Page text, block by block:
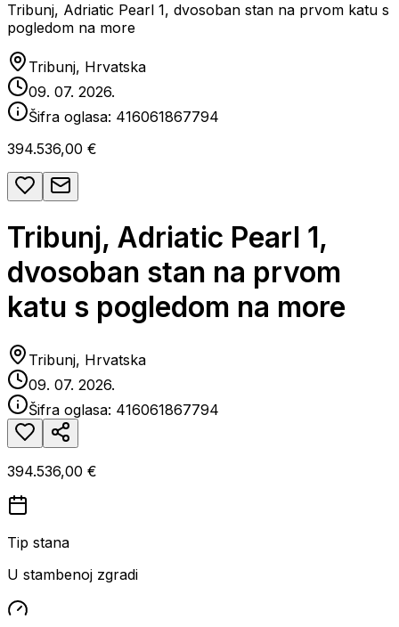
Tribunj, Adriatic Pearl 1, dvosoban stan na prvom katu s
pogledom na more
Tribunj, Hrvatska
09. 07. 2026.
Šifra oglasa: 416061867794
394.536,00 €
Tribunj, Adriatic Pearl 1,
dvosoban stan na prvom
katu s pogledom na more
Tribunj, Hrvatska
09. 07. 2026.
Šifra oglasa: 416061867794
394.536,00 €
Tip stana
U stambenoj zgradi